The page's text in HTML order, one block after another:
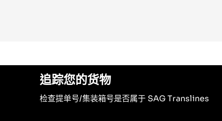
追踪您的货物
检查提单号/集装箱号是否属于 SAG Translines